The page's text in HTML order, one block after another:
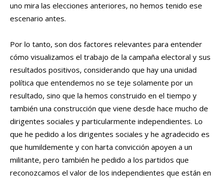
uno mira las elecciones anteriores, no hemos tenido ese
escenario antes.
Por lo tanto, son dos factores relevantes para entender
cómo visualizamos el trabajo de la campaña electoral y sus
resultados positivos, considerando que hay una unidad
política que entendemos no se teje solamente por un
resultado, sino que la hemos construido en el tiempo y
también una construcción que viene desde hace mucho de
dirigentes sociales y particularmente independientes. Lo
que he pedido a los dirigentes sociales y he agradecido es
que humildemente y con harta convicción apoyen a un
militante, pero también he pedido a los partidos que
reconozcamos el valor de los independientes que están en